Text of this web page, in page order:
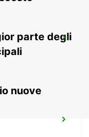
-
parte degli
nuove